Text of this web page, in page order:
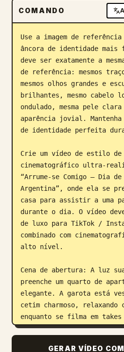
COMANDO
Use a imagem de referência
âncora de identidade
deve ser exatamente a
de referência: mesmos
mesmos olhos grandes e
brilhantes, mesmo cabelo
ondulado, mesma pele
aparência jovial. Mantenha
de identidade perfeita
Crie um vídeo de estilo de
cinematográfico ultra-
“Arrume-se Comigo – Dia
Argentina”, onde ela se
casa para assistir a uma
durante o dia. O vídeo
de luxo para TikTok /
combinado com
alto nível.
Cena de abertura: A luz
preenche um quarto de
elegante. A garota está
cetim charmoso, relaxando
enquanto se filma em
espelho. Luz solar
GERAR VÍDEO